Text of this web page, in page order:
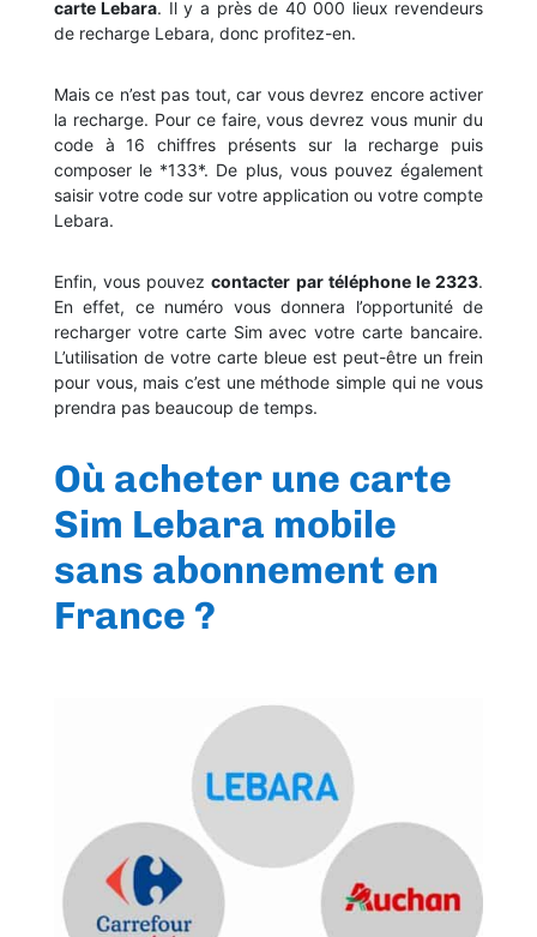
carte Lebara. Il y a près de 40 000 lieux revendeurs
de recharge Lebara, donc profitez-en.
Mais ce n’est pas tout, car vous devrez encore activer
la recharge. Pour ce faire, vous devrez vous munir du
code à 16 chiffres présents sur la recharge puis
composer le *133*. De plus, vous pouvez également
saisir votre code sur votre application ou votre compte
Lebara.
Enfin, vous pouvezcontacter par téléphone le 2323.
En effet, ce numéro vous donnera l’opportunité de
recharger votre carte Sim avec votre carte bancaire.
L’utilisation de votre carte bleue est peut-être un frein
pour vous, mais c’est une méthode simple qui ne vous
prendra pas beaucoup de temps.
Où acheter une carte
Sim Lebara mobile
sans abonnement en
France ?